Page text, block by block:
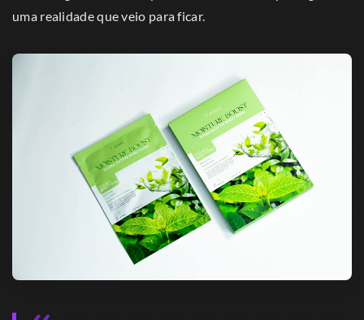
uma realidade que veio para ficar.